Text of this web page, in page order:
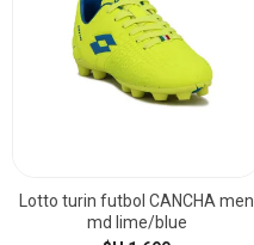
Lotto turin futbol CANCHA men
md lime/blue